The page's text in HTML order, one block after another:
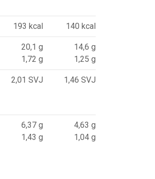
193 kcal 140 kcal
20,1 g
1,72 g
14,6 g
1,25 g
2,01 SVJ 1,46 SVJ
6,37 g
1,43 g
4,63 g
1,04 g